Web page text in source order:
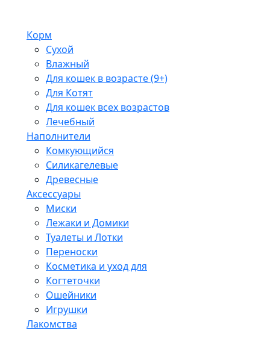
Корм
Сухой
Влажный
Для кошек в возрасте (9+)
Для Котят
Для кошек всех возрастов
Лечебный
Наполнители
Комкующийся
Силикагелевые
Древесные
Аксессуары
Миски
Лежаки и Домики
Туалеты и Лотки
Переноски
Косметика и уход для
Когтеточки
Ошейники
Игрушки
Лакомства